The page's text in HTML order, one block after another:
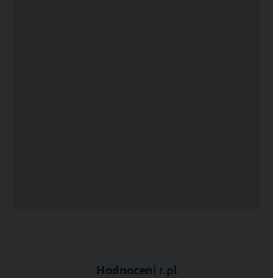
Hodnocení r.pl